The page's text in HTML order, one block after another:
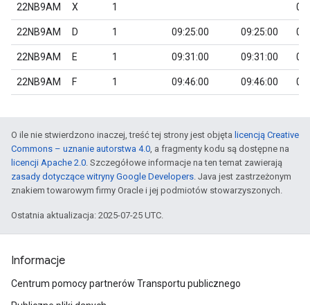
22NB9AM X 1 0
22NB9AM D 1 09:25:00 09:25:00 0
22NB9AM E 1 09:31:00 09:31:00 0
22NB9AM F 1 09:46:00 09:46:00 0
O ile nie stwierdzono inaczej, treść tej strony jest objęta licencją Creative
Commons – uznanie autorstwa 4.0, a fragmenty kodu są dostępne na
licencji Apache 2.0. Szczegółowe informacje na ten temat zawierają
zasady dotyczące witryny Google Developers. Java jest zastrzeżonym
znakiem towarowym firmy Oracle i jej podmiotów stowarzyszonych.
Ostatnia aktualizacja: 2025-07-25 UTC.
Informacje
Centrum pomocy partnerów Transportu publicznego